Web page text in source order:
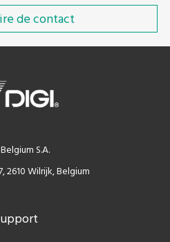
de contact
S.A.
2610 Wilrijk, Belgium